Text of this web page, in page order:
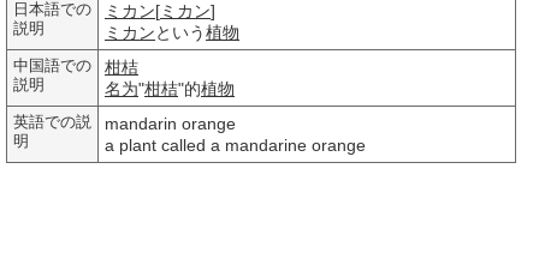
日本語での
説明
ミカン[ミカン]
ミカンという植物
中国語での
説明
柑桔
名为"柑桔"的植物
英語での説
明
mandarin orange
a plant called a mandarine orange